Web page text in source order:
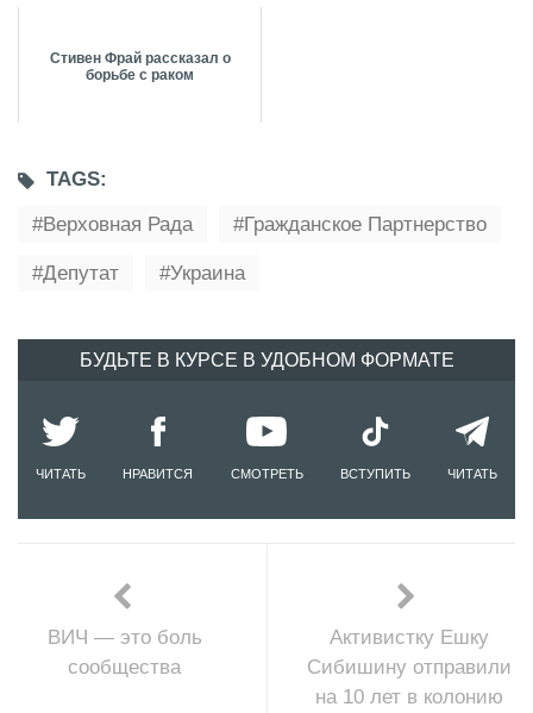
Стивен Фрай рассказал о
борьбе с раком
TAGS:
Верховная Рада
Гражданское Партнерство
Депутат Украина
БУДЬТЕ В КУРСЕ В УДОБНОМ ФОРМАТЕ
ЧИТАТЬ НРАВИТСЯ СМОТРЕТЬ ВСТУПИТЬ ЧИТАТЬ
ВИЧ — это боль
сообщества
Активистку Ешку
Сибишину отправили
на 10 лет в колонию